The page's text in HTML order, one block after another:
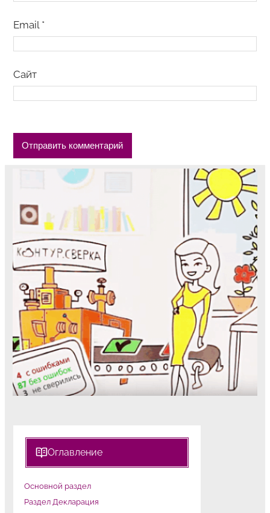
Email *
Сайт
Оглавление
Основной раздел
Раздел Декларация